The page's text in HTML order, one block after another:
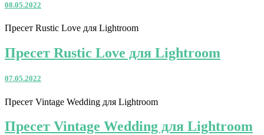
08.05.2022
Пресет Rustic Love для Lightroom
Пресет Rustic Love для Lightroom
07.05.2022
Пресет Vintage Wedding для Lightroom
Пресет Vintage Wedding для Lightroom